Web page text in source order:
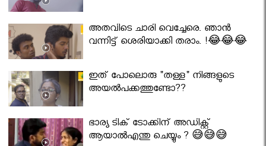
അതവിടെ ചാരി വെച്ചേരെ. ഞാൻ
വന്നിട്ട് ശെരിയാക്കി തരാം. !😂😂😂
ഇത് പോലൊരു "തള്ള" നിങ്ങളുടെ
അയല്‍പക്കത്തുണ്ടോ??
ഭാര്യ ടിക് ടോക്കിന് അഡിക്റ്റ്
ആയാൽഎന്തു ചെയ്യും ? 😅😅😅